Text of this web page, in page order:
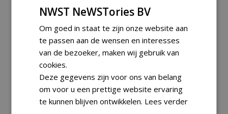
30-07-2026
Proefveldmedewerker/
Chauffeur
landbouwmachines bij DSV
zaden Nederland B.V.
Kasmedewerker (fulltime) bij
DSV zaden Nederland B.V.
27-07-2026, Ven-Zelderheide
NWST NeWSTories BV
Om goed in staat te zijn onze website aan
te passen aan de wensen en interesses
van de bezoeker, maken wij gebruik van
cookies.
Deze gegevens zijn voor ons van belang
om voor u een prettige website ervaring
te kunnen blijven ontwikkelen. Lees verder